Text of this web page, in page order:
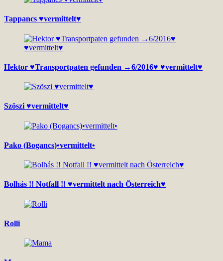
Tappancs ♥vermittelt♥
Hektor ♥Transportpaten gefunden →6/2016♥ ♥vermittelt♥
Szöszi ♥vermittelt♥
Pako (Bogancs)•vermittelt•
Bolhás !! Notfall !! ♥vermittelt nach Österreich♥
Rolli